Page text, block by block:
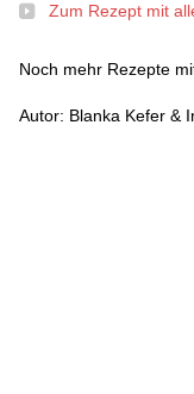
Zum Rezept mit
Noch mehr Rezepte
Autor: Blanka Kefer &